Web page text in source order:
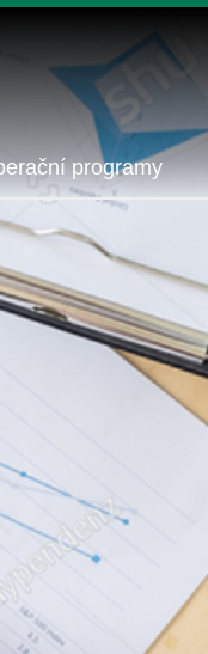
programy